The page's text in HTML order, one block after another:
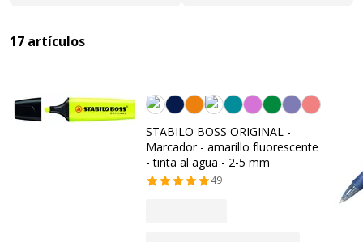
17 artículos
Amarilla
STABILO BOSS ORIGINAL -
Marcador - amarillo fluorescente
- tinta al agua - 2-5 mm
49